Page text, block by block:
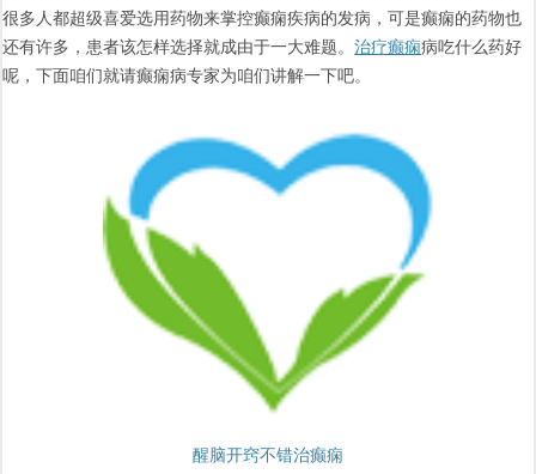
很多人都超级喜爱选用药物来掌控癫痫疾病的发病，可是癫痫的药物也
还有许多，患者该怎样选择就成由于一大难题。治疗癫痫病吃什么药好
呢，下面咱们就请癫痫病专家为咱们讲解一下吧。
醒脑开窍不错治癫痫